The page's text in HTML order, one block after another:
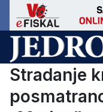
Stradanje